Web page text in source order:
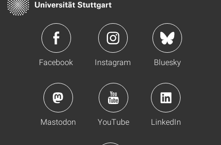
Facebook Instagram Bluesky
Mastodon YouTube LinkedIn